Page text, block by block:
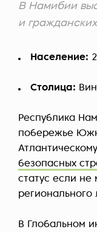
В Намибии
и
Население:
Столица:
Республика
побережье
безопасных
статус если не
регионального
В Глобальном